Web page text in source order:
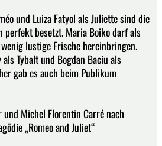
und Luiza Fatyol als Juliette sind die
perfekt besetzt. Maria Boiko darf als
lustige Frische hereinbringen.
Tybalt und Bogdan Baciu als
gab es auch beim Publikum
Michel Florentin Carré nach
„Romeo and Juliet“